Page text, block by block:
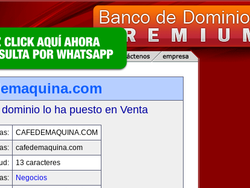
lo ha puesto en Venta
CAFEDEMAQUINA.COM
cafedemaquina.com
13 caracteres
Negocios